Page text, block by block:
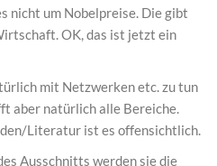
nicht um Nobelpreise. Die gibt
OK, das ist jetzt ein
mit Netzwerken etc. zu tun
aber natürlich alle Bereiche.
Literatur ist es offensichtlich.
Ausschnitts werden sie die